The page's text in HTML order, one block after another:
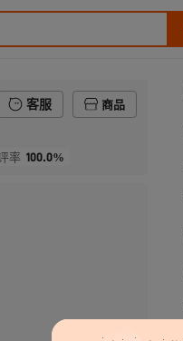
客服
商品
率 100.0%